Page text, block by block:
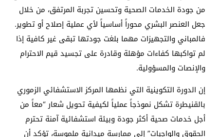
من جودة الخدمات الصحية وتحسين تجربة المرتفق، من خلال
جعل العنصر البشري محوراً أساسياً لأي عملية إصلاح أو تطوير.
فالمباني والتجهيزات مهما بلغت جودتها تبقى غير كافية إذا
لم تواكبها كفاءات مؤهلة وقادرة على تجسيد قيم الاحترام
والإنصات والمسؤولية.
إن الدورة التكوينية التي نظمها المركز الاستشفائي الزموري
بالقنيطرة تشكل نموذجاً عملياً لكيفية تحويل شعار “معاً من
أجل خدمات صحية أكثر جودة وبيئة استشفائية آمنة تحترم
الحقوق والواجبات” إلى ممارسة ميدانية ملموسة، تؤكد أن